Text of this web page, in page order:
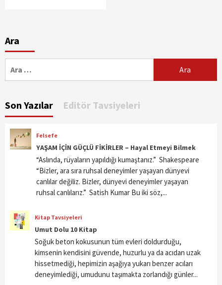
Ara
Son Yazılar Editör Tavsiyeleri
Felsefe
YAŞAM İÇİN GÜÇLÜ FİKİRLER – Hayal Etmeyi Bilmek
“Aslında, rüyaların yapıldığı kumaştanız.” Shakespeare
“Bizler, ara sıra ruhsal deneyimler yaşayan dünyevi
canlılar değiliz. Bizler, dünyevi deneyimler yaşayan
ruhsal canlılarız.” Satish Kumar Bu iki söz,...
Kitap Tavsiyeleri
Umut Dolu 10 Kitap
Soğuk beton kokusunun tüm evleri doldurduğu,
kimsenin kendisini güvende, huzurlu ya da acıdan uzak
hissetmediği, hepimizin aşağıya yukarı benzer acıları
deneyimlediği, umudunu taşımakta zorlandığı günler...